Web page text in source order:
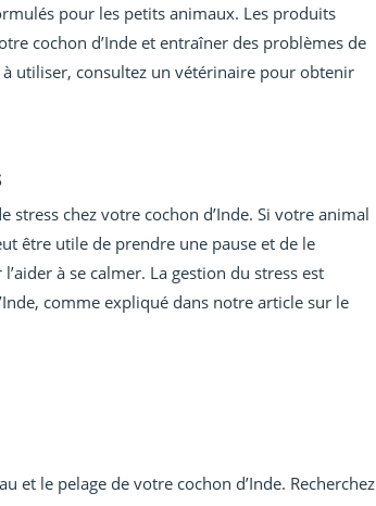
pour les petits animaux. Les produits
cochon d’Inde et entraîner des problèmes de
utiliser, consultez un vétérinaire pour obtenir
stress chez votre cochon d’Inde. Si votre animal
être utile de prendre une pause et de le
à se calmer. La gestion du stress est
comme expliqué dans notre article sur le
et le pelage de votre cochon d’Inde. Recherchez